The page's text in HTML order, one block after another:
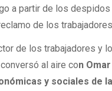
a partir de los
de los
de los trabajadores y
al aire con
y sociales de